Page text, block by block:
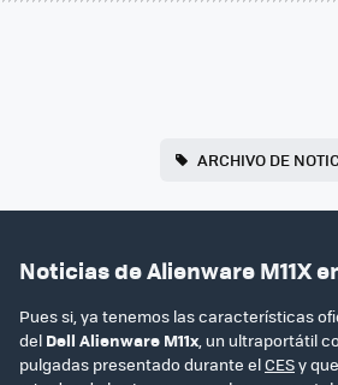
ARCHIVO DE
Noticias de Alienware M11X
Pues si, ya tenemos las características
del Dell Alienware M11x, un ultraportátil
pulgadas presentado durante elCESy